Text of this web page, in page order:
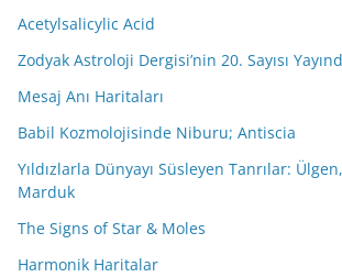
Acetylsalicylic Acid
Zodyak Astroloji Dergisi’nin 20. Sayısı
Mesaj Anı Haritaları
Babil Kozmolojisinde Niburu; Antiscia
Yıldızlarla Dünyayı Süsleyen Tanrılar:
Marduk
The Signs of Star & Moles
Harmonik Haritalar